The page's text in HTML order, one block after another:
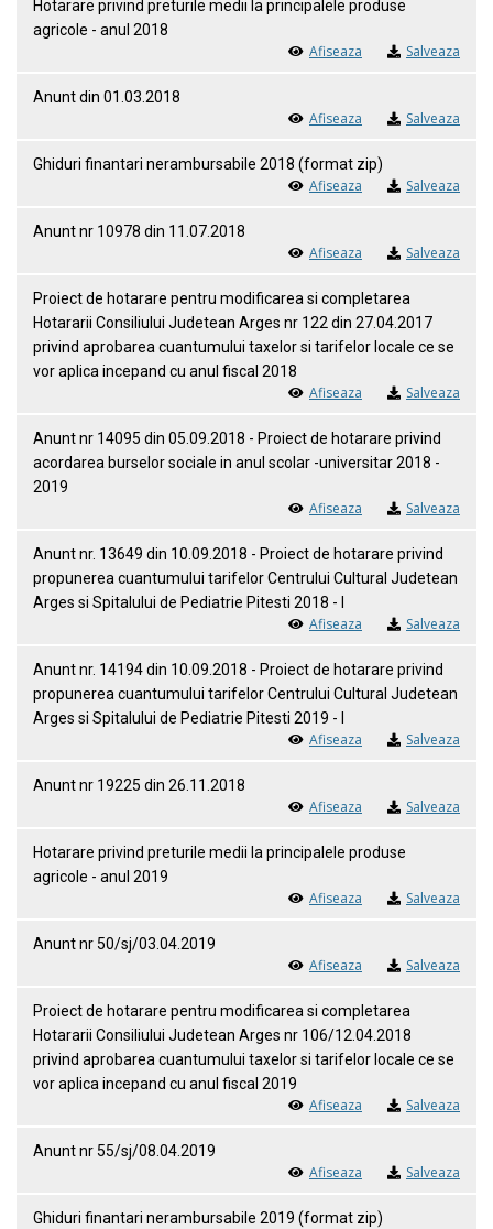
Hotarare privind preturile medii la principalele produse
agricole - anul 2018
Afiseaza Salveaza
Anunt din 01.03.2018
Afiseaza Salveaza
Ghiduri finantari nerambursabile 2018 (format zip)
Afiseaza Salveaza
Anunt nr 10978 din 11.07.2018
Afiseaza Salveaza
Proiect de hotarare pentru modificarea si completarea
Hotararii Consiliului Judetean Arges nr 122 din 27.04.2017
privind aprobarea cuantumului taxelor si tarifelor locale ce se
vor aplica incepand cu anul fiscal 2018
Afiseaza Salveaza
Anunt nr 14095 din 05.09.2018 - Proiect de hotarare privind
acordarea burselor sociale in anul scolar -universitar 2018 -
2019
Afiseaza Salveaza
Anunt nr. 13649 din 10.09.2018 - Proiect de hotarare privind
propunerea cuantumului tarifelor Centrului Cultural Judetean
Arges si Spitalului de Pediatrie Pitesti 2018 - I
Afiseaza Salveaza
Anunt nr. 14194 din 10.09.2018 - Proiect de hotarare privind
propunerea cuantumului tarifelor Centrului Cultural Judetean
Arges si Spitalului de Pediatrie Pitesti 2019 - I
Afiseaza Salveaza
Anunt nr 19225 din 26.11.2018
Afiseaza Salveaza
Hotarare privind preturile medii la principalele produse
agricole - anul 2019
Afiseaza Salveaza
Anunt nr 50/sj/03.04.2019
Afiseaza Salveaza
Proiect de hotarare pentru modificarea si completarea
Hotararii Consiliului Judetean Arges nr 106/12.04.2018
privind aprobarea cuantumului taxelor si tarifelor locale ce se
vor aplica incepand cu anul fiscal 2019
Afiseaza Salveaza
Anunt nr 55/sj/08.04.2019
Afiseaza Salveaza
Ghiduri finantari nerambursabile 2019 (format zip)